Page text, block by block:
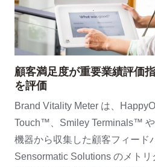
顧客満足度が重要業績評価
を評価
Brand Vitality Meter は、
Touch™、Smiley Terminals™
機器から収集した顧客フィード
Sensormatic Solutions のメト